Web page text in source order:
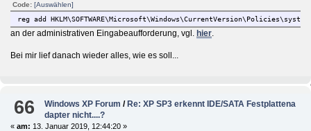
Code: [Auswählen]
reg add
an der administrativen Eingabeaufforderung, vgl. hier.
Bei mir lief danach wieder alles, wie es soll...
66 Windows XP Forum /Re: XP SP3 erkennt IDE/SATA Festplattena
dapter nicht....?
« am: 13. Januar 2019, 12:44:20 »